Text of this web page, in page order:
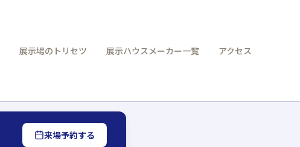
展示場のトリセツ 展示ハウスメーカー一覧 アクセス
来場予約する